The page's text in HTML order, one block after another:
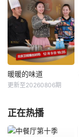
暖暖的味道
更新至20260806期
正在热播